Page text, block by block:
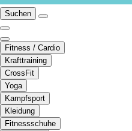
Suchen
Fitness / Cardio
Krafttraining
CrossFit
Yoga
Kampfsport
Kleidung
Fitnessschuhe